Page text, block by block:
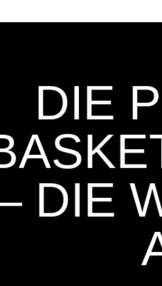
DIE
DIE